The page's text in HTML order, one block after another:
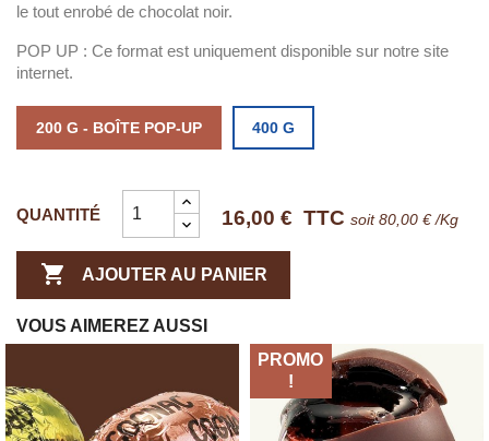
le tout enrobé de chocolat noir.
POP UP : Ce format est uniquement disponible sur notre site
internet.
200 G - BOÎTE POP-UP 400 G
QUANTITÉ 16,00 € TTC soit 80,00 € /Kg
 AJOUTER AU PANIER
VOUS AIMEREZ AUSSI
PROMO
!